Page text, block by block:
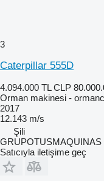
3
Caterpillar 555D
4.094.000 TL CLP
Orman makinesi -
2017
12.143 m/s
Şili
GRUPOTUSMAQUINAS
Satıcıyla iletişime geç